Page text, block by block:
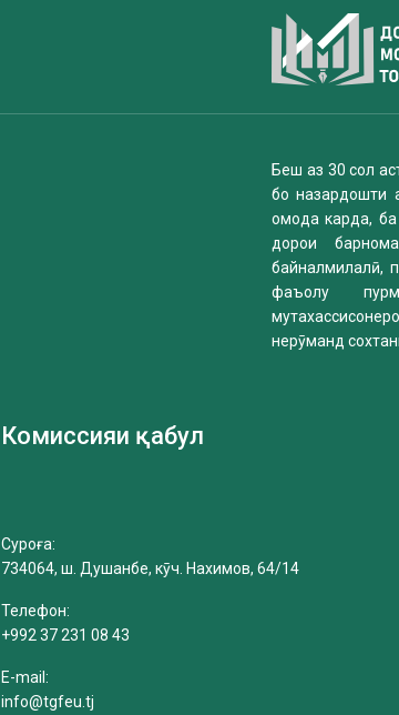
Беш аз 30 сол
бо назардошти
омода карда,
дорои
байналмилалӣ,
фаъолу
нерӯманд
Комиссияи қабул
Суроға:
734064, ш. Душанбе, кӯч. Нахимов, 64/14
Телефон:
+992 37 231 08 43
E-mail:
info@tgfeu.tj